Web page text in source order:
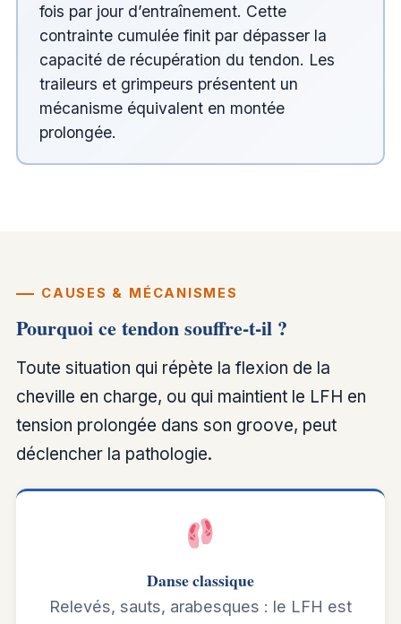
fois par jour d’entraînement. Cette
contrainte cumulée finit par dépasser la
capacité de récupération du tendon. Les
traileurs et grimpeurs présentent un
mécanisme équivalent en montée
prolongée.
CAUSES & MÉCANISMES
Pourquoi ce tendon souffre-t-il ?
Toute situation qui répète la flexion de la
cheville en charge, ou qui maintient le LFH en
tension prolongée dans son groove, peut
déclencher la pathologie.
Danse classique
Relevés, sauts, arabesques : le LFH est